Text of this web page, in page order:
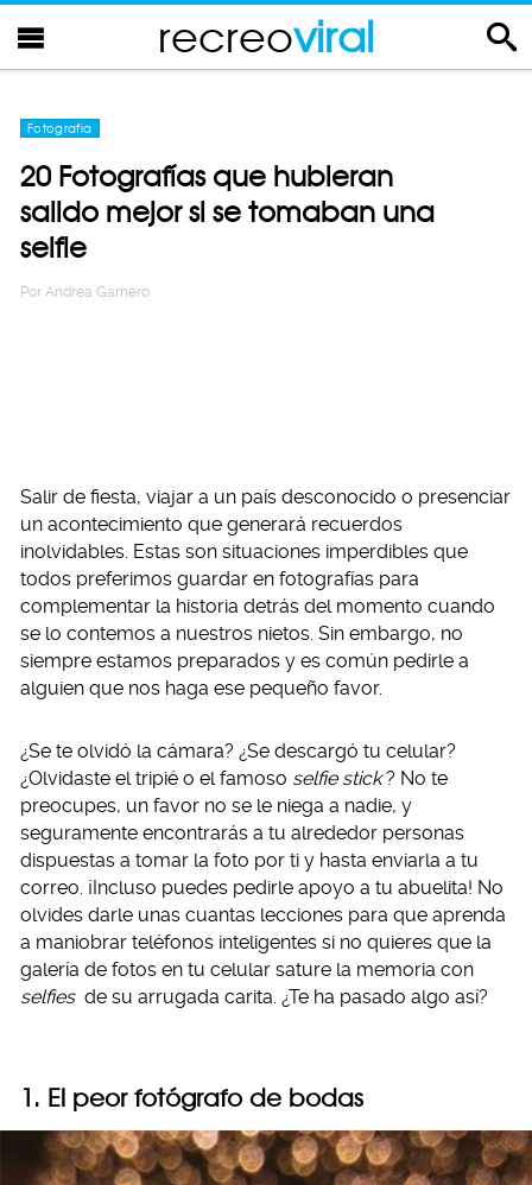
recreoviral
Fotografia
20 Fotografías que hubieran
salido mejor si se tomaban una
selfie
Por Andrea Gamero
Salir de fiesta, viajar a un país desconocido o presenciar
un acontecimiento que generará recuerdos
inolvidables. Estas son situaciones imperdibles que
todos preferimos guardar en fotografías para
complementar la historia detrás del momento cuando
se lo contemos a nuestros nietos. Sin embargo, no
siempre estamos preparados y es común pedirle a
alguien que nos haga ese pequeño favor.
¿Se te olvidó la cámara? ¿Se descargó tu celular?
¿Olvidaste el tripié o el famoso selfie stick ? No te
preocupes, un favor no se le niega a nadie, y
seguramente encontrarás a tu alrededor personas
dispuestas a tomar la foto por ti y hasta enviarla a tu
correo. ¡Incluso puedes pedirle apoyo a tu abuelita! No
olvides darle unas cuantas lecciones para que aprenda
a maniobrar teléfonos inteligentes si no quieres que la
galería de fotos en tu celular sature la memoria con
selfies de su arrugada carita. ¿Te ha pasado algo así?
1. El peor fotógrafo de bodas